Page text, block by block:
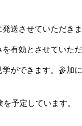
送させていただきま
有効とさせていただ
ができます。参加
予定しています。